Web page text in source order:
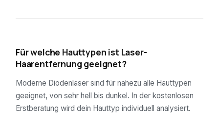
Für welche Hauttypen ist Laser-
Haarentfernung geeignet?
Moderne Diodenlaser sind für nahezu alle Hauttypen
geeignet, von sehr hell bis dunkel. In der kostenlosen
Erstberatung wird dein Hauttyp individuell analysiert.